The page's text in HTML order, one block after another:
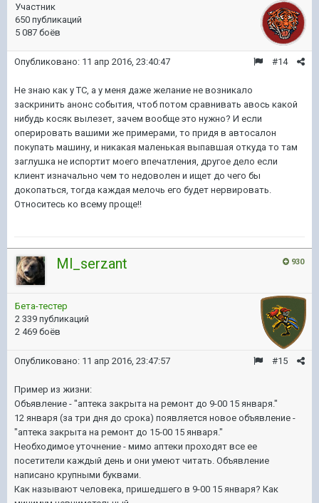
Участник
650 публикаций
5 087 боёв
#14
Опубликовано: 11 апр 2016, 23:40:47
Не знаю как у ТС, а у меня даже желание не возникало
заскринить анонс события, чтоб потом сравнивать авось какой
нибудь косяк вылезет, зачем вообще это нужно? И если
оперировать вашими же примерами, то придя в автосалон
покупать машину, и никакая маленькая выпавшая откуда то там
заглушка не испортит моего впечатления, другое дело если
клиент изначально чем то недоволен и ищет до чего бы
докопаться, тогда каждая мелочь его будет нервировать.
Относитесь ко всему проще!!
930
Ml_serzant
Бета-тестер
2 339 публикаций
2 469 боёв
#15
Опубликовано: 11 апр 2016, 23:47:57
Пример из жизни:
Объявление - "аптека закрыта на ремонт до 9-00 15 января."
12 января (за три дня до срока) появляется новое объявление -
"аптека закрыта на ремонт до 15-00 15 января."
Необходимое уточнение - мимо аптеки проходят все ее
посетители каждый день и они умеют читать. Объявление
написано крупными буквами.
Как называют человека, пришедшего в 9-00 15 января? Как